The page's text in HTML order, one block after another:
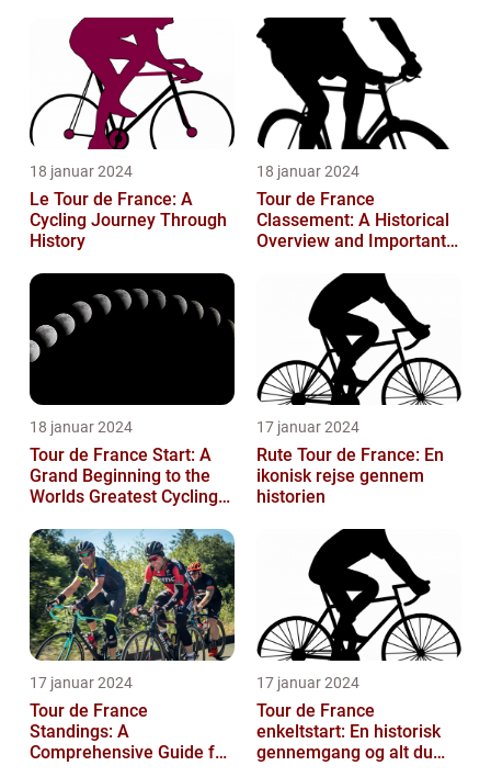
massagepistol? En massagepist...
18 januar 2024
Le Tour de France: A
Cycling Journey Through
History
18 januar 2024
Tour de France
Classement: A Historical
Overview and Important
18 januar 2024
Tour de France Start: A
Grand Beginning to the
Worlds Greatest Cycling
17 januar 2024
Rute Tour de France: En
ikonisk rejse gennem
historien
17 januar 2024
Tour de France
Standings: A
Comprehensive Guide for
17 januar 2024
Tour de France
enkeltstart: En historisk
gennemgang og alt du